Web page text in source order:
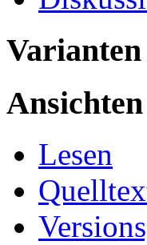
Varianten
Ansichten
Lesen